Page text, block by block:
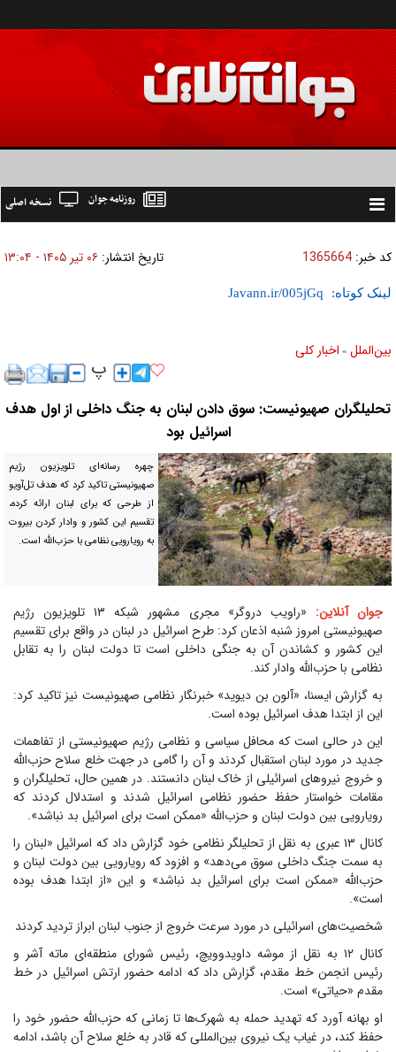
Toggle
نسخه اصلی روزنامه جوان
کد خبر: 1365664 تاریخ انتشار: ۰۶ تير ۱۴۰۵ - ۱۳:۰۴
لینک کوتاه:
بين‌الملل » اخبار كلی
تحلیلگران صهیونیست: سوق دادن لبنان به جنگ داخلی از اول هدف
اسرائیل بود
چهره رسانه‌ای تلویزیون رژیم
صهیونیستی تاکید کرد که هدف تل‌آویو
از طرحی که برای لبنان ارائه کرده،
تقسیم این کشور و وادار کردن بیروت
به رویارویی نظامی با حزب‌الله است.
جوان آنلاین:
«راویب دروگر» مجری مشهور شبکه ۱۳ تلویزیون رژیم
صهیونیستی امروز شنبه اذعان کرد: طرح اسرائیل در لبنان در واقع برای تقسیم
این کشور و کشاندن آن به جنگی داخلی است تا دولت لبنان را به تقابل
نظامی با حزب‌الله وادار کند.
به گزارش ایسنا، «آلون بن دیوید» خبرنگار نظامی صهیونیست نیز تاکید کرد:
این از ابتدا هدف اسرائیل بوده است.
این در حالی است که محافل سیاسی و نظامی رژیم صهیونیستی از تفاهمات
جدید در مورد لبنان استقبال کردند و آن را گامی در جهت خلع سلاح حزب‌الله
و خروج نیروهای اسرائیلی از خاک لبنان دانستند. در همین حال، تحلیلگران و
مقامات خواستار حفظ حضور نظامی اسرائیل شدند و استدلال کردند که
رویارویی بین دولت لبنان و حزب‌الله «ممکن است برای اسرائیل بد نباشد».
کانال ۱۳ عبری به نقل از تحلیلگر نظامی خود گزارش داد که اسرائیل «لبنان را
به سمت جنگ داخلی سوق می‌دهد» و افزود که رویارویی بین دولت لبنان و
حزب‌الله «ممکن است برای اسرائیل بد نباشد» و این «از ابتدا هدف بوده
است».
شخصیت‌های اسرائیلی در مورد سرعت خروج از جنوب لبنان ابراز تردید کردند
کانال ۱۲ به نقل از موشه داویدوویچ، رئیس شورای منطقه‌ای ماته آشر و
رئیس انجمن خط مقدم، گزارش داد که ادامه حضور ارتش اسرائیل در خط
مقدم «حیاتی» است.
او بهانه آورد که تهدید حمله به شهرک‌ها تا زمانی که حزب‌الله حضور خود را
حفظ کند، در غیاب یک نیروی بین‌المللی که قادر به خلع سلاح آن باشد، ادامه